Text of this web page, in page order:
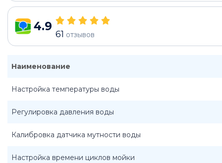
4.9
61 отзывов
Наименование
Настройка температуры воды
Регулировка давления воды
Калибровка датчика мутности воды
Настройка времени циклов мойки